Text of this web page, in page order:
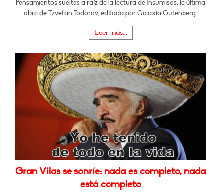
Pensamientos sueltos a raíz de la lectura de Insumisos, la última
obra de Tzvetan Todorov, editada por Galaxia Gutenberg.
Leer más...
Gran Vilas se sonríe: nada es completo, nada
está completo